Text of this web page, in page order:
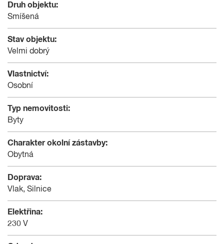
Druh objektu:
Smíšená
Stav objektu:
Velmi dobrý
Vlastnictví:
Osobní
Typ nemovitosti:
Byty
Charakter okolní zástavby:
Obytná
Doprava:
Vlak, Silnice
Elektřina:
230 V